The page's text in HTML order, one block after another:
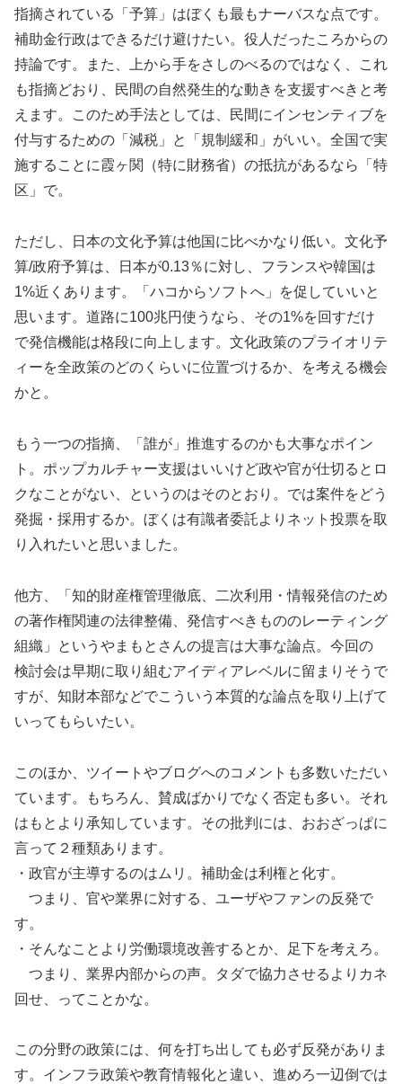
指摘されている「予算」はぼくも最もナーバスな点です。
補助金行政はできるだけ避けたい。役人だったころからの
持論です。また、上から手をさしのべるのではなく、これ
も指摘どおり、民間の自然発生的な動きを支援すべきと考
えます。このため手法としては、民間にインセンティブを
付与するための「減税」と「規制緩和」がいい。全国で実
施することに霞ヶ関（特に財務省）の抵抗があるなら「特
区」で。
ただし、日本の文化予算は他国に比べかなり低い。文化予
算/政府予算は、日本が0.13％に対し、フランスや韓国は
1%近くあります。「ハコからソフトへ」を促していいと
思います。道路に100兆円使うなら、その1%を回すだけ
で発信機能は格段に向上します。文化政策のプライオリテ
ィーを全政策のどのくらいに位置づけるか、を考える機会
かと。
もう一つの指摘、「誰が」推進するのかも大事なポイン
ト。ポップカルチャー支援はいいけど政や官が仕切るとロ
クなことがない、というのはそのとおり。では案件をどう
発掘・採用するか。ぼくは有識者委託よりネット投票を取
り入れたいと思いました。
他方、「知的財産権管理徹底、二次利用・情報発信のため
の著作権関連の法律整備、発信すべきもののレーティング
組織」というやまもとさんの提言は大事な論点。今回の
検討会は早期に取り組むアイディアレベルに留まりそうで
すが、知財本部などでこういう本質的な論点を取り上げて
いってもらいたい。
このほか、ツイートやブログへのコメントも多数いただい
ています。もちろん、賛成ばかりでなく否定も多い。それ
はもとより承知しています。その批判には、おおざっぱに
言って２種類あります。
・政官が主導するのはムリ。補助金は利権と化す。
つまり、官や業界に対する、ユーザやファンの反発で
す。
・そんなことより労働環境改善するとか、足下を考えろ。
つまり、業界内部からの声。タダで協力させるよりカネ
回せ、ってことかな。
この分野の政策には、何を打ち出しても必ず反発がありま
す。インフラ政策や教育情報化と違い、進めろ一辺倒では